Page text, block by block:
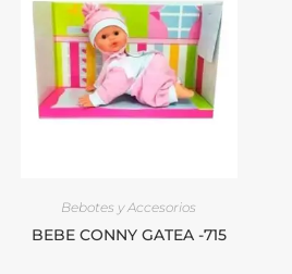
Bebotes y Accesorios
BEBE CONNY GATEA -715